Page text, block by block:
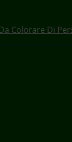
Colorare Di